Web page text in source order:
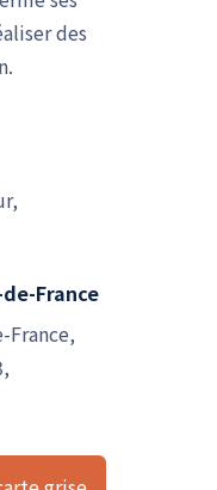
des
France
France,